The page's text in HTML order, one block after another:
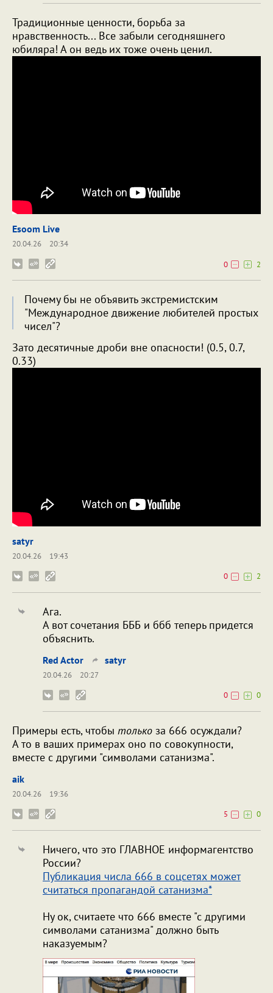
Традиционные ценности, борьба за
нравственность... Все забыли сегодняшнего
юбиляра! А он ведь их тоже очень ценил.
Esoom Live
20.04.26
20:34
0
2
Почему бы не объявить экстремистским
"Международное движение любителей простых
чисел"?
Зато десятичные дроби вне опасности! (0.5, 0.7,
0.33)
satyr
20.04.26
19:43
0
2
Ага.
А вот сочетания БББ и ббб теперь придется
объяснить.
Red Actor satyr
20.04.26
20:27
0
0
Примеры есть, чтобы только за 666 осуждали?
А то в ваших примерах оно по совокупности,
вместе с другими "символами сатанизма".
aik
20.04.26
19:36
5
0
Ничего, что это ГЛАВНОЕ информагентство
России?
Публикация числа 666 в соцсетях может
считаться пропагандой сатанизма*
Ну ок, считаете что 666 вместе "с другими
символами сатанизма" должно быть
наказуемым?